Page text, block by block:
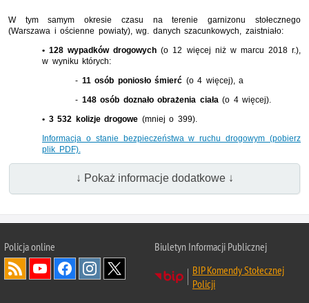
W tym samym okresie czasu na terenie garnizonu stołecznego
(Warszawa i ościenne powiaty), wg. danych szacunkowych, zaistniało:
• 128 wypadków drogowych(o 12 więcej niż w marcu 2018 r.),
w wyniku których:
- 11 osób poniosło śmierć (o 4 więcej), a
- 148 osób doznało obrażenia ciała(o 4 więcej).
• 3 532 kolizje drogowe (mniej o 399).
Informacja o stanie bezpieczeństwa w ruchu drogowym (pobierz
plik PDF).
↓ Pokaż informacje dodatkowe ↓
Policja online
Biuletyn Informacji Publicznej
BIP Komendy Stołecznej
Policji